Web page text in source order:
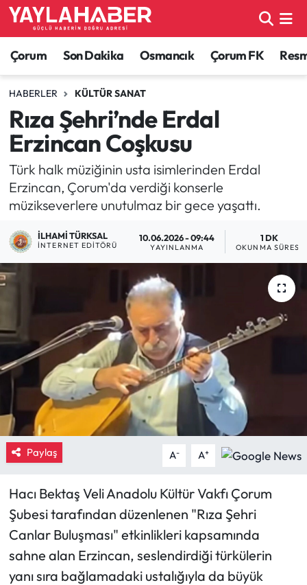
Çorum Son Dakika Osmancık Çorum FK
HABERLER KÜLTÜR SANAT
Rıza Şehri’nde Erdal
Erzincan Coşkusu
Türk halk müziğinin usta isimlerinden Erdal
Erzincan, Çorum'da verdiği konserle
müzikseverlere unutulmaz bir gece yaşattı.
İLHAMI TÜRKSAL
İNTERNET EDITÖRÜ
10.06.2026 - 09:44
YAYINLANMA
1 DK
OKUNMA SÜRESI
Paylaş A- A+
Hacı Bektaş Veli Anadolu Kültür Vakfı Çorum
Şubesi tarafından düzenlenen "Rıza Şehri
Canlar Buluşması" etkinlikleri kapsamında
sahne alan Erzincan, seslendirdiği türkülerin
yanı sıra bağlamadaki ustalığıyla da büyük
Alaca Haberleri
Bayat Haberleri
Bilgi - Keşfet Haberleri
Bilim ve Teknoloji
Boğazkale Haberleri
Çorum Son Dakika Haberleri
Dodurga Haberleri
Eğitim
Ekonomi
Güncel
İskilip Haberleri
Kimdir?
Kültür Sanat
Laçin Haberleri
Çorum Nöbetçi Eczaneler
Çorum Hava Durumu
Çorum Namaz Vakitleri
Çorum Trafik Yoğunluk Haritası
TFF 1.Lig Puan Durumu ve Fikstür
Son Dakika Haberleri